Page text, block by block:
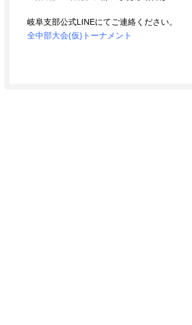
岐阜支部公式LINEにてご連絡ください。
全中部大会(仮)トーナメント